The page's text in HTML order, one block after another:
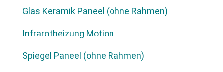
Glas Keramik Paneel (ohne Rahmen)
Infrarotheizung Motion
Spiegel Paneel (ohne Rahmen)